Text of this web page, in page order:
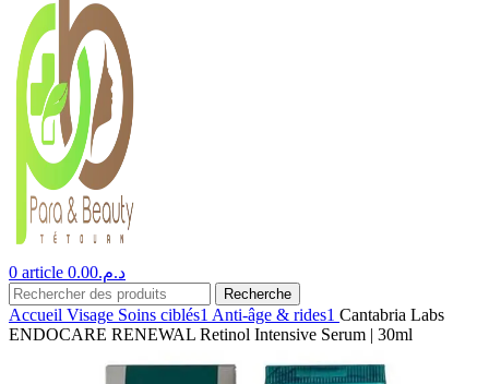
0 article د.م.0.00
Recherche
Accueil Visage Soins ciblés1 Anti-âge & rides1 Cantabria Labs
ENDOCARE RENEWAL Retinol Intensive Serum | 30ml